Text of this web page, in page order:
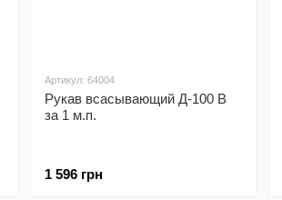
Артикул: 64004
Рукав всасывающий Д-100 В
за 1 м.п.
1 596 грн